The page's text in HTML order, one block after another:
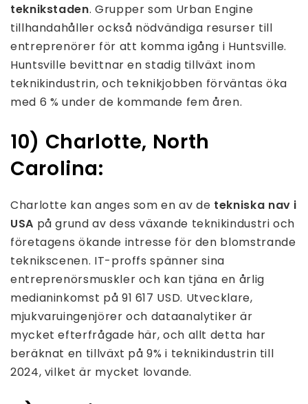
teknikstaden. Grupper som Urban Engine
tillhandahåller också nödvändiga resurser till
entreprenörer för att komma igång i Huntsville.
Huntsville bevittnar en stadig tillväxt inom
teknikindustrin, och teknikjobben förväntas öka
med 6 % under de kommande fem åren.
10) Charlotte, North
Carolina:
Charlotte kan anges som en av de tekniska nav i
USA på grund av dess växande teknikindustri och
företagens ökande intresse för den blomstrande
teknikscenen. IT-proffs spänner sina
entreprenörsmuskler och kan tjäna en årlig
medianinkomst på 91 617 USD. Utvecklare,
mjukvaruingenjörer och dataanalytiker är
mycket efterfrågade här, och allt detta har
beräknat en tillväxt på 9% i teknikindustrin till
2024, vilket är mycket lovande.